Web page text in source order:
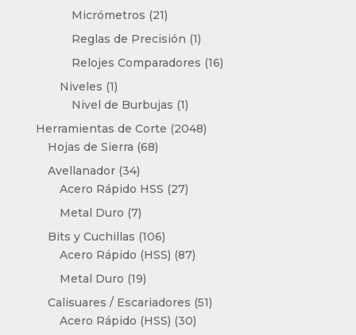
productos
Micrómetros 2121
productos
Reglas de Precisión 11
producto
Relojes Comparadores 1616
Niveles 11
producto
Nivel de Burbujas 11
producto
Herramientas de Corte 20482048
Hojas de Sierra 6868
Avellanador 3434
productos
Acero Rápido HSS 2727
Metal Duro 77
productos
Bits y Cuchillas 106106
productos
Acero Rápido (HSS) 8787
Metal Duro 1919
productos
Calisuares / Escariadores 5151
Acero Rápido (HSS) 3030